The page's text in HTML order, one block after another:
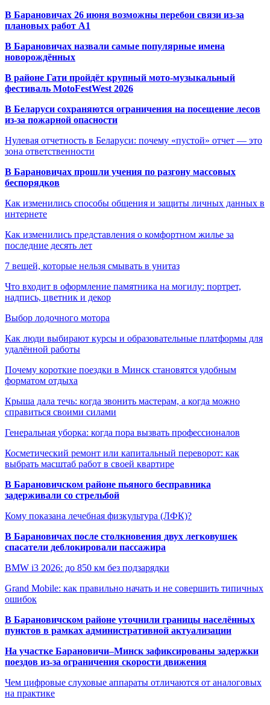
В Барановичах 26 июня возможны перебои связи из-за
плановых работ A1
В Барановичах назвали самые популярные имена
новорождённых
В районе Гати пройдёт крупный мото-музыкальный
фестиваль MotoFestWest 2026
В Беларуси сохраняются ограничения на посещение лесов
из-за пожарной опасности
Нулевая отчетность в Беларуси: почему «пустой» отчет — это
зона ответственности
В Барановичах прошли учения по разгону массовых
беспорядков
Как изменились способы общения и защиты личных данных в
интернете
Как изменились представления о комфортном жилье за
последние десять лет
7 вещей, которые нельзя смывать в унитаз
Что входит в оформление памятника на могилу: портрет,
надпись, цветник и декор
Выбор лодочного мотора
Как люди выбирают курсы и образовательные платформы для
удалённой работы
Почему короткие поездки в Минск становятся удобным
форматом отдыха
Крыша дала течь: когда звонить мастерам, а когда можно
справиться своими силами
Генеральная уборка: когда пора вызвать профессионалов
Косметический ремонт или капитальный переворот: как
выбрать масштаб работ в своей квартире
В Барановичском районе пьяного бесправника
задерживали со стрельбой
Кому показана лечебная физкультура (ЛФК)?
В Барановичах после столкновения двух легковушек
спасатели деблокировали пассажира
BMW i3 2026: до 850 км без подзарядки
Grand Mobile: как правильно начать и не совершить типичных
ошибок
В Барановичском районе уточнили границы населённых
пунктов в рамках административной актуализации
На участке Барановичи–Минск зафиксированы задержки
поездов из-за ограничения скорости движения
Чем цифровые слуховые аппараты отличаются от аналоговых
на практике